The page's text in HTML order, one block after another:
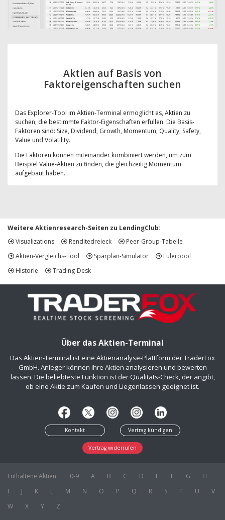
Aktien auf Basis von
Faktoreigenschaften suchen
Das Explorer-Tool im Aktien-Terminal ermöglicht es, Aktien zu
suchen, die bestimmte Faktor-Eigenschaften erfüllen. Die Basis-
Faktoren sind: Size, Dividend, Growth, Momentum, Quality, Safety,
Value und Volatility.
Die Faktoren können miteinander kombiniert werden, um zum
Beispiel Value-Aktien zu finden, die gleichzeitig Momentum
aufgebaut haben.
Weitere Aktienresearch-Seiten zu LendingClub:
Visualizations
Renditedreieck
Peer-Group-Tabelle
Aktien-Vergleichs-Tool
Sparplan-Simulator
Eulerpool
Historie
Trading-Desk
Über das Aktien-Terminal
Das Aktien-Terminal ist eine Aktienanalyse-Plattform der TraderFox
GmbH. Anleger können ihre Aktien analysieren und bewerten
lassen. Die beliebteste Funktion ist der Qualitäts-Check, der angibt,
ob eine Aktie zum Kaufen und Liegenlassen geeignet ist.
Kontakt Vertrag kündigen
Vertrag widerrufen
Enthaltene Aktien: 0-9 A B C D E F G
H
I
J K L M N O P Q R S T U
V
W
X Y Z